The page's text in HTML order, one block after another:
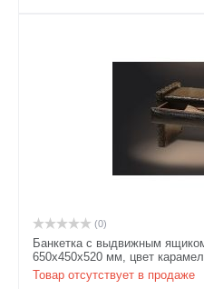
(0)
Банкетка с выдвижным
650х450х520 мм, цвет
Товар отсутствует в продаже